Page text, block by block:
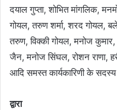
दयाल गुप्ता, शोभित मांगलिक,
गोयल, तरुण शर्मा, शरद गोयल,
तरुण, विक्की गोयल, मनोज
जैन, मनोज सिंघल, रोशन राणा,
आदि समस्त कार्यकारिणी के
द्वारा